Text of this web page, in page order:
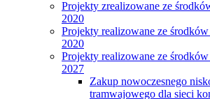
Projekty zrealizowane ze
2020
Projekty realizowane ze
2020
Projekty realizowane ze
2027
Zakup nowoczesnego
tramwajowego dla sieci